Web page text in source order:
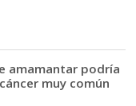
amamantar podría
muy común